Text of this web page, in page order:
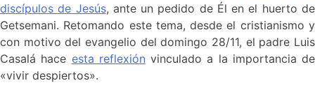
discípulos de Jesús, ante un pedido de Él en el huerto de
Getsemani. Retomando este tema, desde el cristianismo y
con motivo del evangelio del domingo 28/11, el padre Luis
Casalá hace esta reflexión vinculado a la importancia de
«vivir despiertos».